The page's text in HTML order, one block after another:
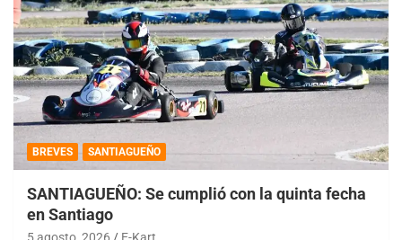
BREVES SANTIAGUEÑO
SANTIAGUEÑO: Se cumplió con la quinta fecha
en Santiago